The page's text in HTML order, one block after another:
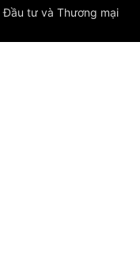
tư và Thương mại